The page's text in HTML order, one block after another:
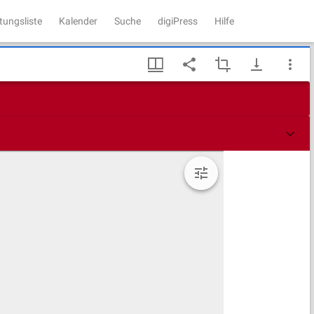
Kalender Suche digiPress Hilfe